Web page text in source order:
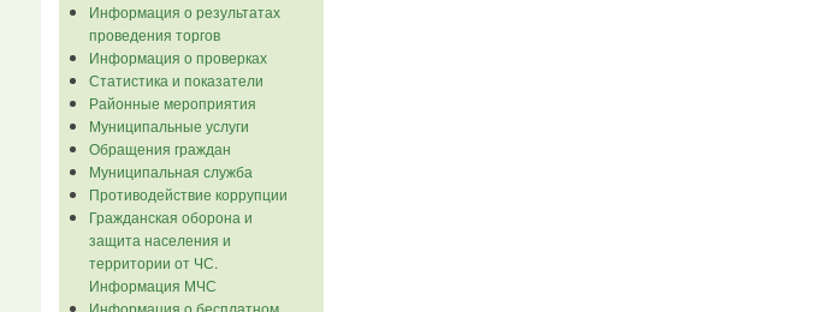
Информация о результатах
проведения торгов
Информация о проверках
Статистика и показатели
Районные мероприятия
Муниципальные услуги
Обращения граждан
Муниципальная служба
Противодействие коррупции
Гражданская оборона и
защита населения и
территории от ЧС.
Информация МЧС
Информация о бесплатном